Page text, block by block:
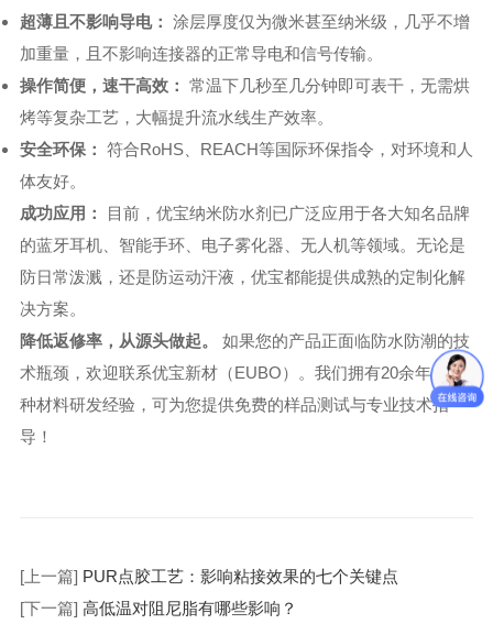
超薄且不影响导电： 涂层厚度仅为微米甚至纳米级，几乎不增
加重量，且不影响连接器的正常导电和信号传输。
操作简便，速干高效： 常温下几秒至几分钟即可表干，无需烘
烤等复杂工艺，大幅提升流水线生产效率。
安全环保： 符合RoHS、REACH等国际环保指令，对环境和人
体友好。
成功应用：
目前，优宝纳米防水剂已广泛应用于各大知名品牌
的蓝牙耳机、智能手环、电子雾化器、无人机等领域。无论是
防日常泼溅，还是防运动汗液，优宝都能提供成熟的定制化解
决方案。
降低返修率，从源头做起。
如果您的产品正面临防水防潮的技
术瓶颈，欢迎联系优宝新材（EUBO）。我们拥有20余年的特
种材料研发经验，可为您提供免费的样品测试与专业技术指
导！
[上一篇] PUR点胶工艺：影响粘接效果的七个关键点
[下一篇] 高低温对阻尼脂有哪些影响？